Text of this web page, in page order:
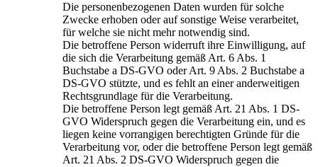
Die personenbezogenen Daten wurden für solche
Zwecke erhoben oder auf sonstige Weise verarbeitet,
für welche sie nicht mehr notwendig sind.
Die betroffene Person widerruft ihre Einwilligung, auf
die sich die Verarbeitung gemäß Art. 6 Abs. 1
Buchstabe a DS-GVO oder Art. 9 Abs. 2 Buchstabe a
DS-GVO stützte, und es fehlt an einer anderweitigen
Rechtsgrundlage für die Verarbeitung.
Die betroffene Person legt gemäß Art. 21 Abs. 1 DS-
GVO Widerspruch gegen die Verarbeitung ein, und es
liegen keine vorrangigen berechtigten Gründe für die
Verarbeitung vor, oder die betroffene Person legt gemäß
Art. 21 Abs. 2 DS-GVO Widerspruch gegen die